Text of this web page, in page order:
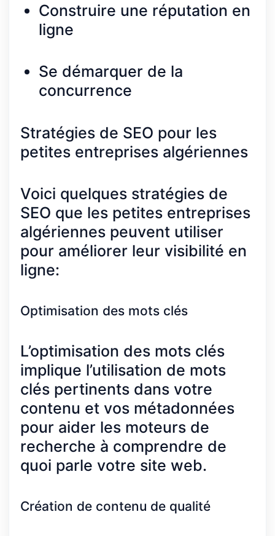
Construire une réputation en
ligne
Se démarquer de la
concurrence
Stratégies de SEO pour les
petites entreprises algériennes
Voici quelques stratégies de
SEO que les petites entreprises
algériennes peuvent utiliser
pour améliorer leur visibilité en
ligne:
Optimisation des mots clés
L’optimisation des mots clés
implique l’utilisation de mots
clés pertinents dans votre
contenu et vos métadonnées
pour aider les moteurs de
recherche à comprendre de
quoi parle votre site web.
Création de contenu de qualité